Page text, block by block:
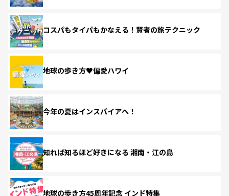
コスパもタイパもかなえる！賢者の旅テクニック
地球の歩き方♥偏愛ハワイ
今年の夏はインスパイアへ！
知れば知るほど好きになる 湘南・江の島
地球の歩き方45周年記念 インド特集